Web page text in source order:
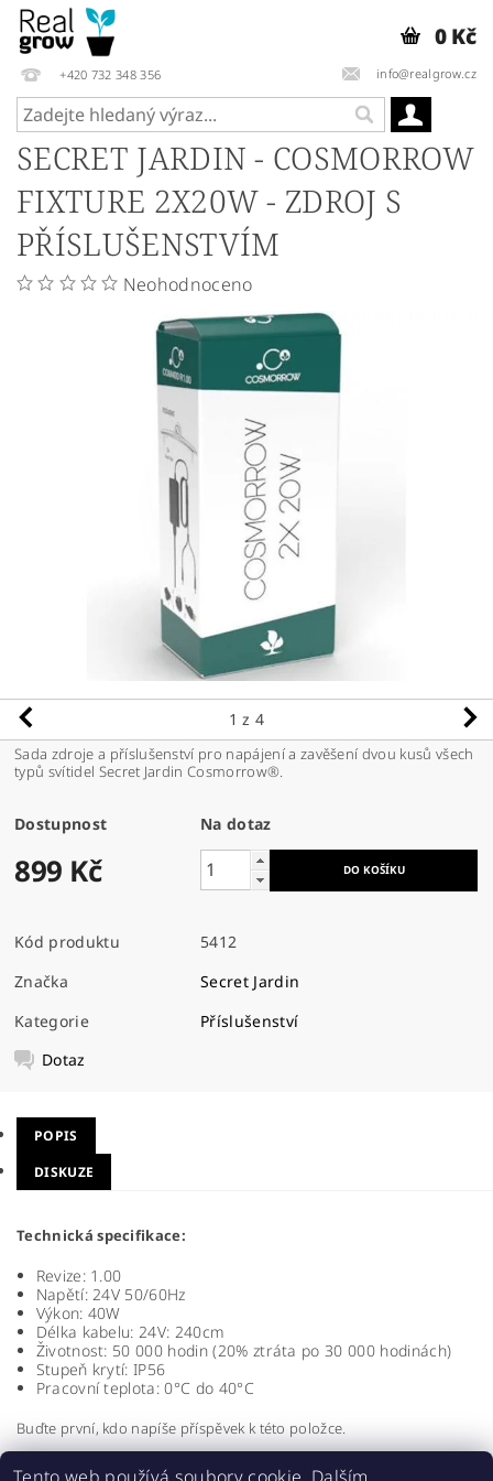
+420 732 348 356 info@realgrow.cz
0 Kč
SECRET JARDIN - COSMORROW
FIXTURE 2X20W - ZDROJ S
PŘÍSLUŠENSTVÍM
Neohodnoceno
1 z 4
Sada zdroje a příslušenství pro napájení a zavěšení dvou kusů všech
typů svítidel Secret Jardin Cosmorrow®.
Dostupnost Na dotaz
899 Kč
Kód produktu
5412
Značka
Secret Jardin
Kategorie
Příslušenství
Dotaz
POPIS
DISKUZE
Technická specifikace:
Revize: 1.00
Napětí: 24V 50/60Hz
Výkon: 40W
Délka kabelu: 24V: 240cm
Životnost: 50 000 hodin (20% ztráta po 30 000 hodinách)
Stupeň krytí: IP56
Pracovní teplota: 0°C do 40°C
Buďte první, kdo napíše příspěvek k této položce.
Přidat komentář